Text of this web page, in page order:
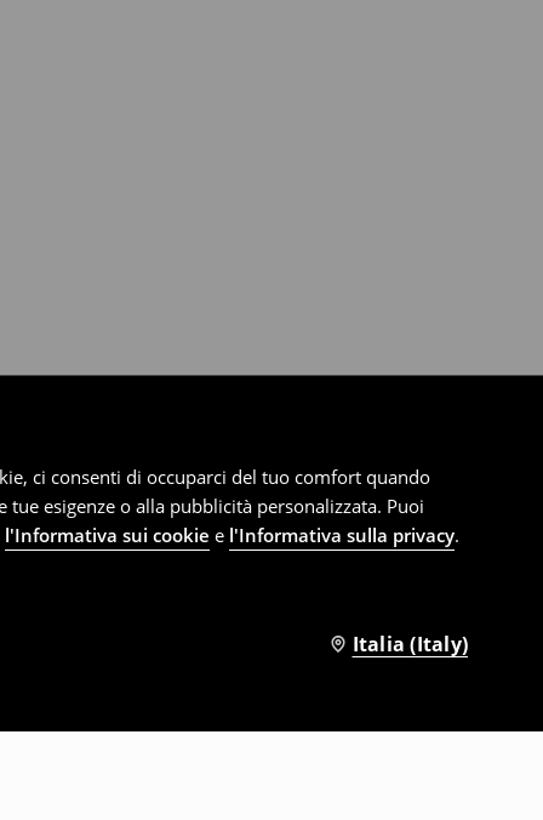
ci consenti di occuparci del tuo comfort quando
esigenze o alla pubblicità personalizzata. Puoi
l'Informativa sui cookie e l'Informativa sulla privacy.
Italia (Italy)